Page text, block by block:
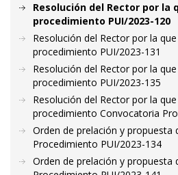
Resolución del Rector por la
procedimiento PUI/2023-120
Resolución del Rector por la
procedimiento PUI/2023-131
Resolución del Rector por la
procedimiento PUI/2023-135
Resolución del Rector por la
procedimiento Convocatoria
Orden de prelación y propuesta
Procedimiento PUI/2023-134
Orden de prelación y propuesta